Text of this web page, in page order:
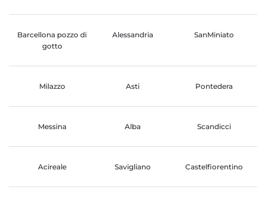
Barcellona pozzo di
gotto
Alessandria SanMiniato
Milazzo Asti Pontedera
Messina Alba Scandicci
Acireale Savigliano Castelfiorentino